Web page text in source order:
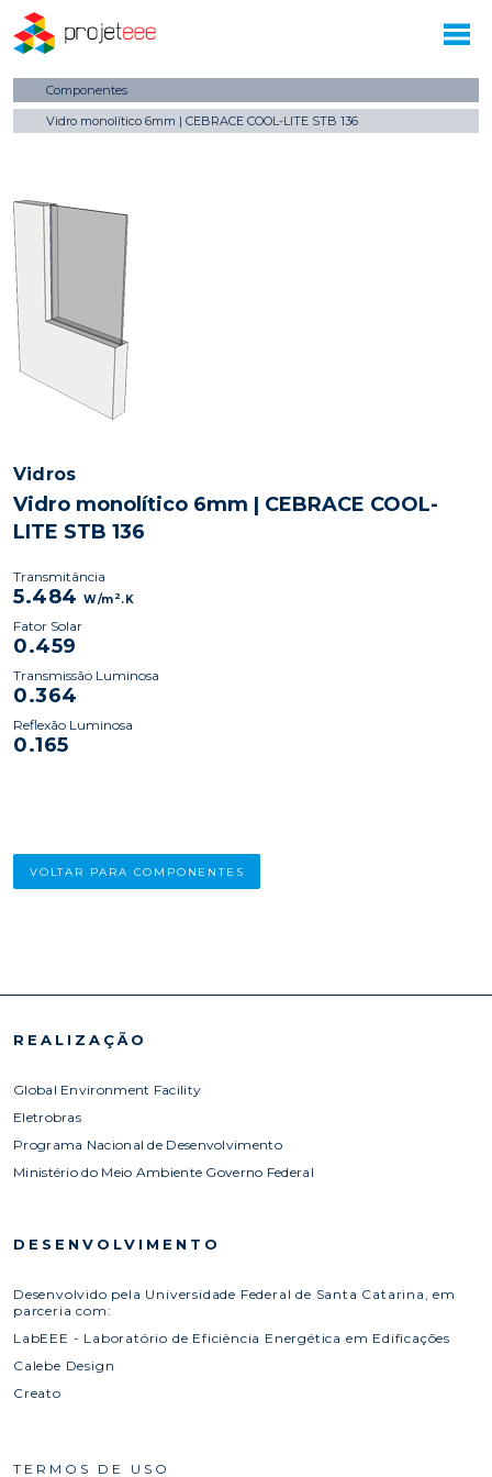
Componentes
Vidro monolítico 6mm | CEBRACE COOL-LITE STB 136
Vidros
Vidro monolítico 6mm | CEBRACE COOL-
LITE STB 136
Transmitância
5.484 W/m 2.K
Fator Solar
0.459
Transmissão Luminosa
0.364
Reflexão Luminosa
0.165
VOLTAR PARA COMPONENTES
REALIZAÇÃO
Global Environment Facility
Eletrobras
Programa Nacional de Desenvolvimento
Ministério do Meio Ambiente Governo Federal
DESENVOLVIMENTO
Desenvolvido pela Universidade Federal de Santa Catarina, em
parceria com:
LabEEE - Laboratório de Eficiência Energética em Edificações
Calebe Design
Creato
TERMOS DE USO